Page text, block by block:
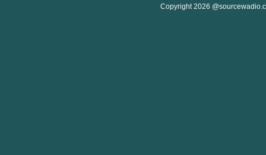
Copyright 2026